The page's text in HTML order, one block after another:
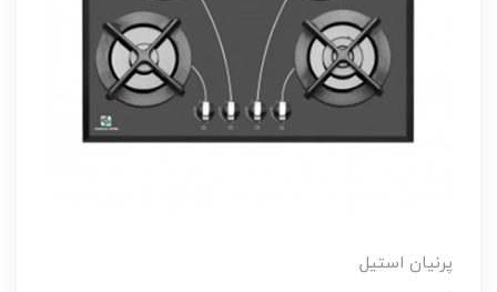
پرنیان استیل